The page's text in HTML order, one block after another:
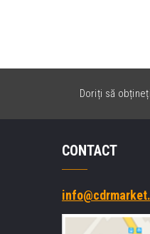
Doriți să
CONTACT